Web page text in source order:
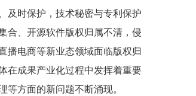
及时保护，技术秘密与专利保护
合、开源软件版权归属不清，侵
播电商等新业态领域面临版权归
在成果产业化过程中发挥着重要
方面的新问题不断涌现。